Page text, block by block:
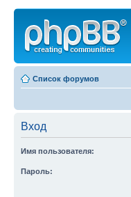
Список форумов
Вход
Имя пользователя:
Пароль: